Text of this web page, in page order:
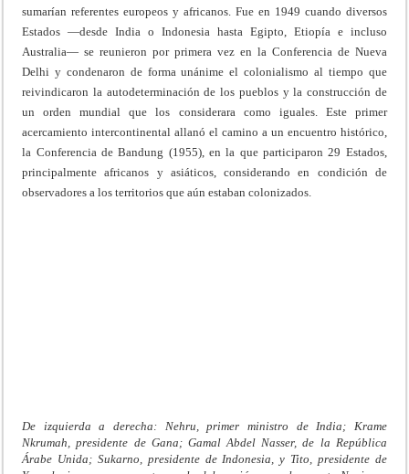
sumarían referentes europeos y africanos. Fue en 1949 cuando diversos
Estados —desde India o Indonesia hasta Egipto, Etiopía e incluso
Australia— se reunieron por primera vez en la Conferencia de Nueva
Delhi y condenaron de forma unánime el colonialismo al tiempo que
reivindicaron la autodeterminación de los pueblos y la construcción de
un orden mundial que los considerara como iguales. Este primer
acercamiento intercontinental allanó el camino a un encuentro histórico,
la Conferencia de Bandung (1955), en la que participaron 29 Estados,
principalmente africanos y asiáticos, considerando en condición de
observadores a los territorios que aún estaban colonizados.
De izquierda a derecha: Nehru, primer ministro de India; Krame
Nkrumah, presidente de Gana; Gamal Abdel Nasser, de la República
Árabe Unida; Sukarno, presidente de Indonesia, y Tito, presidente de